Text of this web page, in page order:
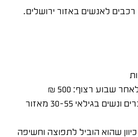
לאנשים באזור ירושלים.
שבוע רצוף: 500 ₪
קהל יעד פוטנציאלי: גברים ונשים בגילאי 30-55 מאזור
שהוא הוביל לתפוצה וחשיפה